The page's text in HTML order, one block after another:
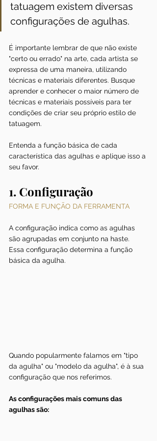
tatuagem existem diversas
configurações de agulhas.
É importante lembrar de que não existe
"certo ou errado" na arte, cada artista se
expressa de uma maneira, utilizando
técnicas e materiais diferentes. Busque
aprender e conhecer o maior número de
técnicas e materiais possíveis para ter
condições de criar seu próprio estilo de
tatuagem.
Entenda a função básica de cada
característica das agulhas e aplique isso a
seu favor.
1. Configuração
FORMA E FUNÇÃO DA FERRAMENTA
A configuração indica como as agulhas
são agrupadas em conjunto na haste.
Essa configuração determina a função
básica da agulha.
Quando popularmente falamos em "tipo
da agulha" ou "modelo da agulha", é à sua
configuração que nos referimos.
As configurações mais comuns das
agulhas são: